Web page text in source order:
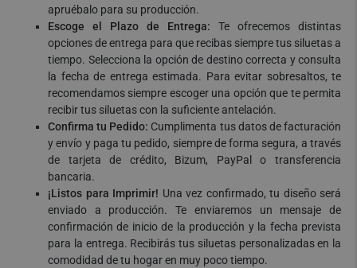
apruébalo para su producción.
Escoge el Plazo de Entrega: Te ofrecemos distintas
opciones de entrega para que recibas siempre tus siluetas a
tiempo. Selecciona la opción de destino correcta y consulta
la fecha de entrega estimada. Para evitar sobresaltos, te
recomendamos siempre escoger una opción que te permita
recibir tus siluetas con la suficiente antelación.
Confirma tu Pedido: Cumplimenta tus datos de facturación
y envío y paga tu pedido, siempre de forma segura, a través
de tarjeta de crédito, Bizum, PayPal o transferencia
bancaria.
¡Listos para Imprimir! Una vez confirmado, tu diseño será
enviado a producción. Te enviaremos un mensaje de
confirmación de inicio de la producción y la fecha prevista
para la entrega. Recibirás tus siluetas personalizadas en la
comodidad de tu hogar en muy poco tiempo.